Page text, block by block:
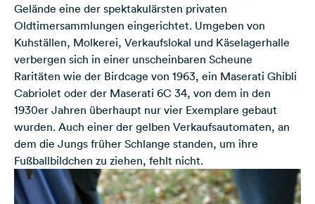
Gelände eine der spektakulärsten privaten
Oldtimersammlungen eingerichtet. Umgeben von
Kuhställen, Molkerei, Verkaufslokal und Käselagerhalle
verbergen sich in einer unscheinbaren Scheune
Raritäten wie der Birdcage von 1963, ein Maserati Ghibli
Cabriolet oder der Maserati 6C 34, von dem in den
1930er Jahren überhaupt nur vier Exemplare gebaut
wurden. Auch einer der gelben Verkaufsautomaten, an
dem die Jungs früher Schlange standen, um ihre
Fußballbildchen zu ziehen, fehlt nicht.